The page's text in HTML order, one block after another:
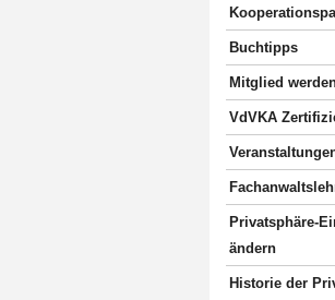
Buchtipps
Mitglied
VdVKA
Privatsphäre-
ändern
Historie der